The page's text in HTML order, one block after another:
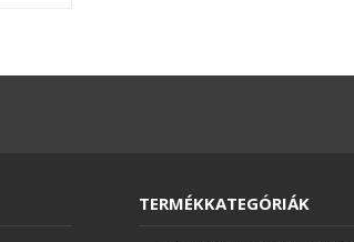
TERMÉKKATEGÓRIÁK